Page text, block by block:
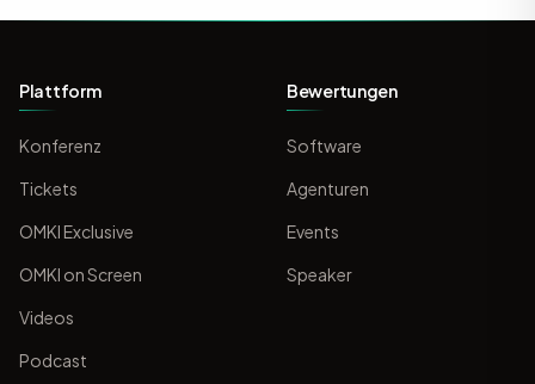
Plattform
Konferenz
Tickets
OMKI Exclusive
OMKI on Screen
Videos
Podcast
Bewertungen
Software
Agenturen
Events
Speaker